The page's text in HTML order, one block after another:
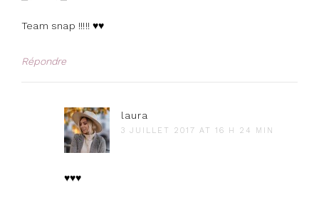
Team snap !!!!! ♥️♥️
Répondre
laura
3 JUILLET 2017 AT 16 H 24 MIN
♥️♥️♥️